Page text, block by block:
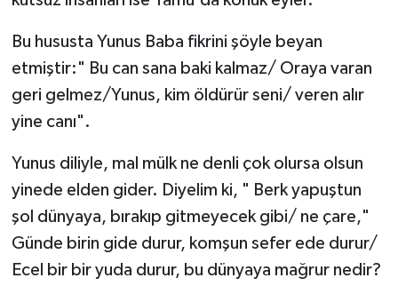
Bu hususta Yunus Baba fikrini şöyle beyan
etmiştir:" Bu can sana baki kalmaz/ Oraya varan
geri gelmez/Yunus, kim öldürür seni/ veren alır
yine canı".
Yunus diliyle, mal mülk ne denli çok olursa olsun
yinede elden gider. Diyelim ki, " Berk yapuştun
şol dünyaya, bırakıp gitmeyecek gibi/ ne çare,"
Günde birin gide durur, komşun sefer ede durur/
Ecel bir bir yuda durur, bu dünyaya mağrur nedir?